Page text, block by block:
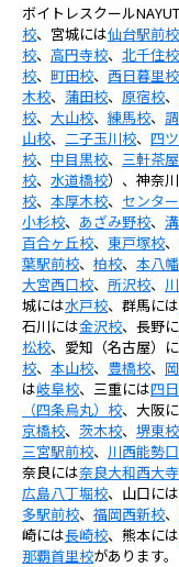
ボイトレスクール
校、宮城には仙台駅前校
校、 高円寺校、 北千住校
校、 町田校、 西日暮里校
木校、 蒲田校、 原宿校、
校、 大山校、 練馬校、
山校、 二子玉川校、 四
校、 中目黒校、 三軒茶
校、 水道橋校）、神奈
校、 本厚木校、 センタ
小杉校、 あざみ野校、
百合ヶ丘校、 東戸塚校、
葉駅前校、 柏校、 本八
大宮西口校、 所沢校、
城には水戸校、群馬には
石川には金沢校、長野
松校、愛知（名古屋）
校、 本山校、 豊橋校、
は岐阜校、三重には四
（四条烏丸）校、大阪
京橋校、 茨木校、 堺東校
三宮駅前校、 川西能勢
奈良には奈良大和西大
広島八丁堀校、山口には
多駅前校、 福岡西新校、
崎には長崎校、熊本には
那覇首里校があります。